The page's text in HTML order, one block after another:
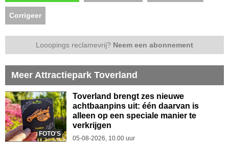
Corrigeer
Looopings reclamevrij? Neem een abonnement
Meer Attractiepark Toverland
FOTO'S
Toverland brengt zes nieuwe
achtbaanpins uit: één daarvan is
alleen op een speciale manier te
verkrijgen
05-08-2026, 10.00 uur